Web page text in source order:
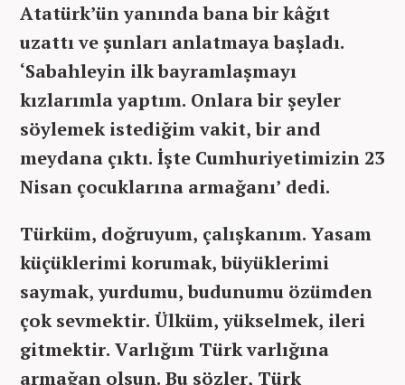
Atatürk’ün yanında bana bir kâğıt
uzattı ve şunları anlatmaya başladı.
‘Sabahleyin ilk bayramlaşmayı
kızlarımla yaptım. Onlara bir şeyler
söylemek istediğim vakit, bir and
meydana çıktı. İşte Cumhuriyetimizin 23
Nisan çocuklarına armağanı’ dedi.
Türküm, doğruyum, çalışkanım. Yasam
küçüklerimi korumak, büyüklerimi
saymak, yurdumu, budunumu özümden
çok sevmektir. Ülküm, yükselmek, ileri
gitmektir. Varlığım Türk varlığına
armağan olsun. Bu sözler, Türk